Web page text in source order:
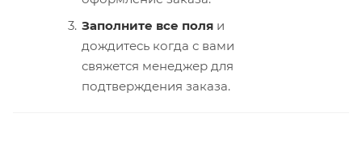
Заполните все поля и
дождитесь когда с вами
свяжется менеджер для
подтверждения заказа.